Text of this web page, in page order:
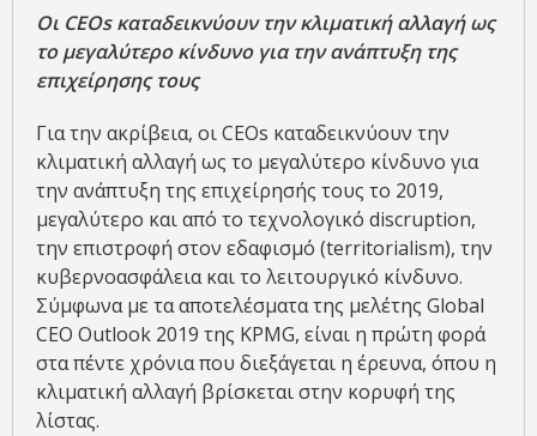
Οι CEOs καταδεικνύουν την κλιματική αλλαγή ως
το μεγαλύτερο κίνδυνο για την ανάπτυξη της
επιχείρησης τους
Για την ακρίβεια, οι CEOs καταδεικνύουν την
κλιματική αλλαγή ως το μεγαλύτερο κίνδυνο για
την ανάπτυξη της επιχείρησής τους το 2019,
μεγαλύτερο και από το τεχνολογικό discruption,
την επιστροφή στον εδαφισμό (territorialism), την
κυβερνοασφάλεια και το λειτουργικό κίνδυνο.
Σύμφωνα με τα αποτελέσματα της μελέτης Global
CEO Outlook 2019 της KPMG, είναι η πρώτη φορά
στα πέντε χρόνια που διεξάγεται η έρευνα, όπου η
κλιματική αλλαγή βρίσκεται στην κορυφή της
λίστας.